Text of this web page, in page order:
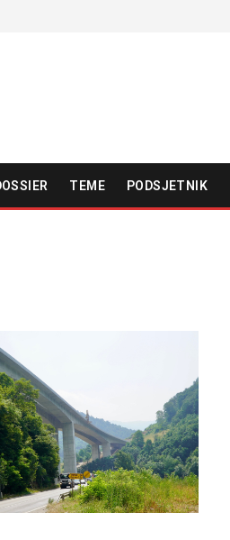
TEME PODSJETNIK